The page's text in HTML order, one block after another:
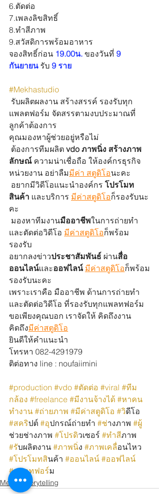
6.ตัดต่อ
7.เพลงลิขสิทธิ์
8.ทำสีภาพ
9.สวัสดิการพร้อมอาหาร
จองสิทธิ์ก่อน 19.00น. ของวันที่ 9
กันยายน รับ 9 ราย
#Mekhastudio
แพลตฟอร์ม จัดสรรตามงบประมาณที่
ลูกค้าต้องการ
คุณมองหาผู้ช่วยอยู่หรือไม่
ต้องการทีมผลิต vdo ภาพนิ่ง สร้างภาพ
ลักษณ์ ความน่าเชื่อถือ ให้องค์กรธุรกิจ
หน่วยงาน อย่าลืมมีค่า สตูดิโอนะคะ
อยากมีวิดีโอแนะนำองค์กร โปรโมท
สินค้า และบริการ มีค่าสตูดิโอก็รองรับนะ
คะ
มองหาทีมงานมืออาชีพในการถ่ายทำ
และตัดต่อวิดีโอ มีค่าสตูดิโอก็พร้อม
รองรับ
อยากลงข่าวประชาสัมพันธ์ ผ่านสื่อ
ออนไลน์และออฟไลน์ มีค่าสตูดิโอก็พร้อม
รองรับนะคะ
เพราะเราคือ มืออาชีพ ด้านการถ่ายทำ
และตัดต่อวิดีโอ ที่รองรับทุกแพลทฟอร์ม
ขอเพียงคุณบอก เราจัดให้ คิดถึงงาน
คิดถึงมีค่าสตูดิโอ
ยินดีให้คำแนะนำ
โทรหา 082-4291979
ติต่อทาง line : noufaiimini
#production #vdo #ตัดต่อ #viral #ทีม
กล้อง #freelance #มีงานจ้างได้ #หาคน
ทำงาน #ถ่ายภาพ #มีค่าสตูดิโอ #วิดีโอ
#สคริปต์ #อุปกรณ์ถ่ายทำ #ช่างภาพ #ผ
ช่วยช่างภาพ #โปรดิวเซอร์ #ทำสีภาพ
#รับผลิตงาน #ภาพนิ่ง #ภาพเคลื่อนไหว
#โปรโมทสินค้า #ออนไลน #ออฟไลน
#แพลทฟอร์ม
Mekha Storytelling